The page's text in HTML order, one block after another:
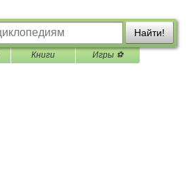
Найти!
Книги Игры ⚽